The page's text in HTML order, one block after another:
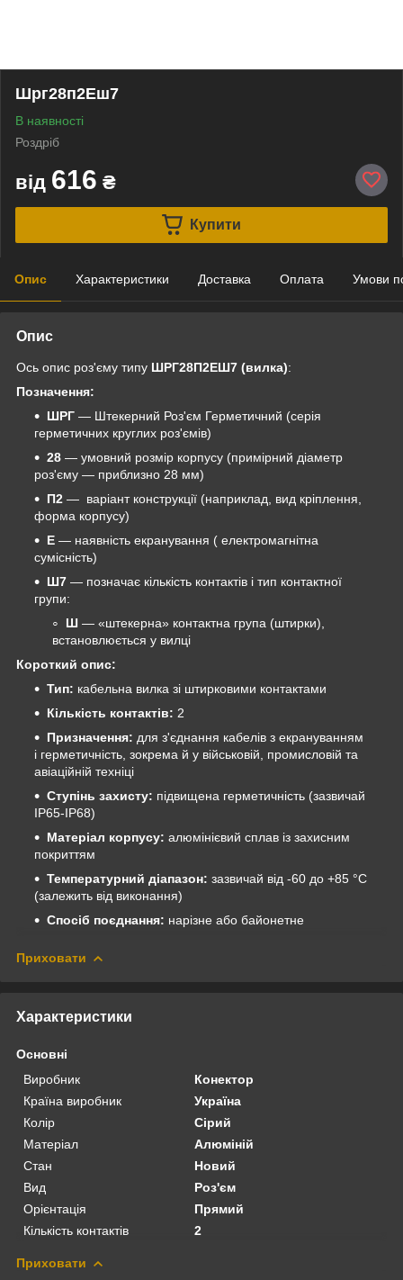
Шрг28п2Еш7
В наявності
Роздріб
від 616 ₴
Купити
Опис Характеристики Доставка Оплата Умови
Опис
Ось опис роз'єму типу ШРГ28П2ЕШ7 (вилка):
Позначення:
ШРГ — Штекерний Роз'єм Герметичний (серія
герметичних круглих роз'ємів)
28 — умовний розмір корпусу (примірний діаметр
роз'єму — приблизно 28 мм)
П2 — варіант конструкції (наприклад, вид кріплення,
форма корпусу)
Е — наявність екранування ( електромагнітна
сумісність)
Ш7 — позначає кількість контактів і тип контактної
групи:
Ш — «штекерна» контактна група (штирки),
встановлюється у вилці
Короткий опис:
Тип: кабельна вилка зі штирковими контактами
Кількість контактів: 2
Призначення: для з'єднання кабелів з екрануванням
і герметичність, зокрема й у військовій, промисловій та
авіаційній техніці
Ступінь захисту: підвищена герметичність (зазвичай
IP65-IP68)
Матеріал корпусу: алюмінієвий сплав із захисним
покриттям
Температурний діапазон: зазвичай від -60 до +85 °C
(залежить від виконання)
Спосіб поєднання: нарізне або байонетне
Приховати
Характеристики
Основні
Виробник
Конектор
Країна виробник
Україна
Колір
Сірий
Матеріал
Алюміній
Стан
Новий
Вид
Роз'єм
Орієнтація
Прямий
Кількість контактів
2
Приховати